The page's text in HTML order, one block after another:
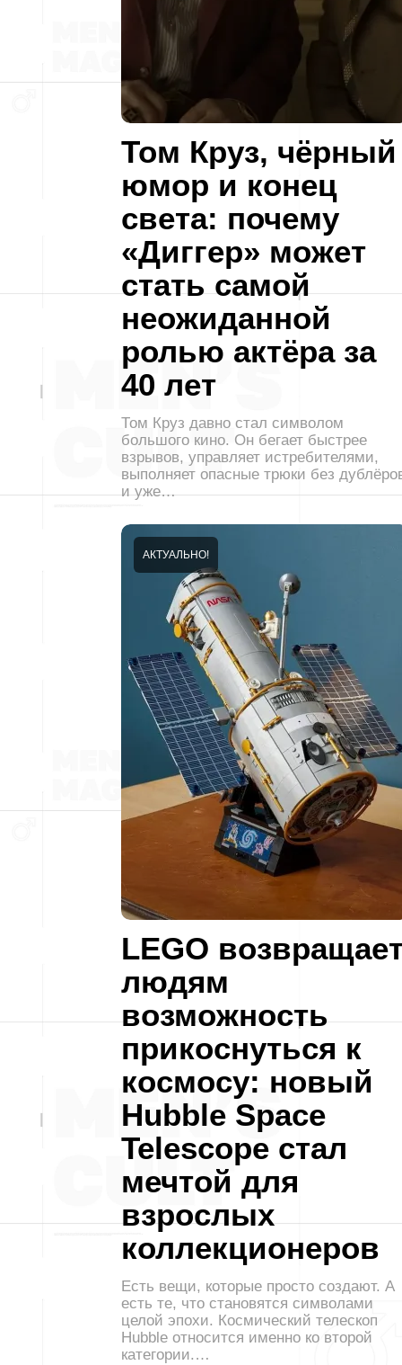
Том Круз, чёрный
юмор и конец
света: почему
«Диггер» может
стать самой
неожиданной
ролью актёра за
40 лет
Том Круз давно стал символом
большого кино. Он бегает быстрее
взрывов, управляет истребителями,
выполняет опасные трюки без
и уже…
LEGO
людям
возможность
прикоснуться к
космосу: новый
Hubble Space
Telescope стал
мечтой для
взрослых
коллекционеров
АКТУАЛЬНО!
Есть вещи, которые просто создают. А
есть те, что становятся символами
целой эпохи. Космический телескоп
Hubble относится именно ко второй
категории.…